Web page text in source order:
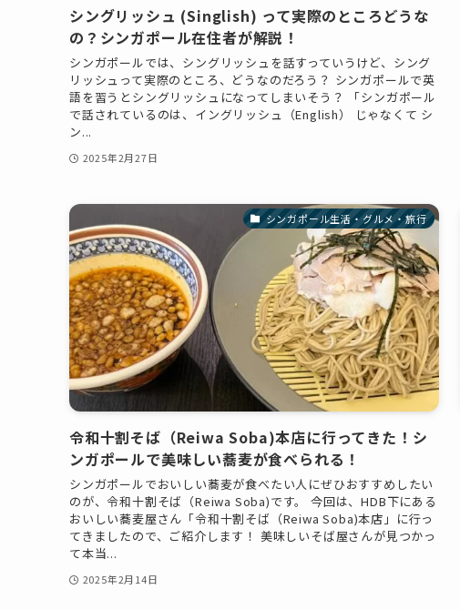
シングリッシュ (Singlish) って実際のところどうな
の？シンガポール在住者が解説！
シンガポールでは、シングリッシュを話すっていうけど、シング
リッシュって実際のところ、どうなのだろう？ シンガポールで英
語を習うとシングリッシュになってしまいそう？ 「シンガポール
で話されているのは、イングリッシュ（English） じゃなくて シ
ン...
2025年2月27日
シンガポール生活・グルメ・旅行
令和十割そば（Reiwa Soba)本店に行ってきた！シ
ンガポールで美味しい蕎麦が食べられる！
シンガポールでおいしい蕎麦が食べたい人にぜひおすすめしたい
のが、令和十割そば（Reiwa Soba)です。 今回は、HDB下にある
おいしい蕎麦屋さん「令和十割そば（Reiwa Soba)本店」に行っ
てきましたので、ご紹介します！ 美味しいそば屋さんが見つかっ
て本当...
2025年2月14日